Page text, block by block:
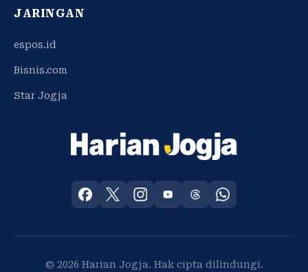
JARINGAN
espos.id
Bisnis.com
Star Jogja
© 2026 Harian Jogja. Hak cipta dilindungi.